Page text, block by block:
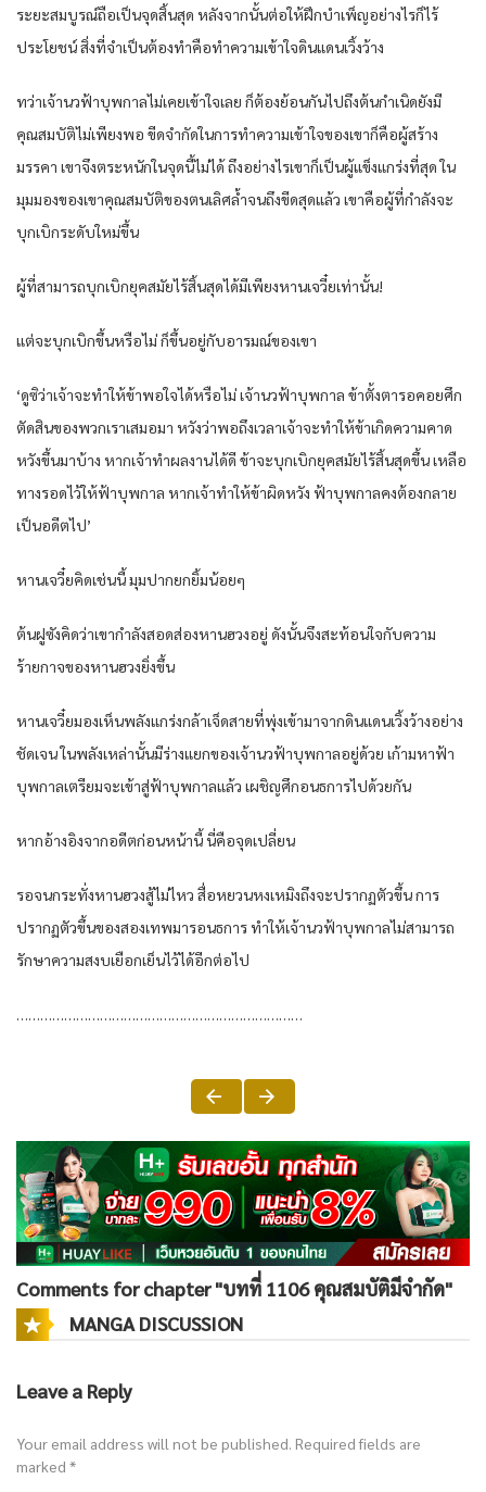
ระยะสมบูรณ์ถือเป็นจุดสิ้นสุด หลังจากนั้นต่อให้ฝึกบำเพ็ญอย่างไรก็ไร้
ประโยชน์ สิ่งที่จำเป็นต้องทำคือทำความเข้าใจดินแดนเวิ้งว้าง
ทว่าเจ้านวฟ้าบุพกาลไม่เคยเข้าใจเลย ก็ต้องย้อนกันไปถึงต้นกำเนิดยังมี
คุณสมบัติไม่เพียงพอ ขีดจำกัดในการทำความเข้าใจของเขาก็คือผู้สร้าง
มรรคา เขาจึงตระหนักในจุดนี้ไม่ได้ ถึงอย่างไรเขาก็เป็นผู้แข็งแกร่งที่สุด ใน
มุมมองของเขาคุณสมบัติของตนเลิศล้ำจนถึงขีดสุดแล้ว เขาคือผู้ที่กำลังจะ
บุกเบิกระดับใหม่ขึ้น
ผู้ที่สามารถบุกเบิกยุคสมัยไร้สิ้นสุดได้มีเพียงหานเจวี๋ยเท่านั้น!
แต่จะบุกเบิกขึ้นหรือไม่ ก็ขึ้นอยู่กับอารมณ์ของเขา
‘ดูซิว่าเจ้าจะทำให้ข้าพอใจได้หรือไม่ เจ้านวฟ้าบุพกาล ข้าตั้งตารอคอยศึก
ตัดสินของพวกเราเสมอมา หวังว่าพอถึงเวลาเจ้าจะทำให้ข้าเกิดความคาด
หวังขึ้นมาบ้าง หากเจ้าทำผลงานได้ดี ข้าจะบุกเบิกยุคสมัยไร้สิ้นสุดขึ้น เหลือ
ทางรอดไว้ให้ฟ้าบุพกาล หากเจ้าทำให้ข้าผิดหวัง ฟ้าบุพกาลคงต้องกลาย
เป็นอดีตไป’
หานเจวี๋ยคิดเช่นนี้ มุมปากยกยิ้มน้อยๆ
ต้นฝูซังคิดว่าเขากำลังสอดส่องหานฮวงอยู่ ดังนั้นจึงสะท้อนใจกับความ
ร้ายกาจของหานฮวงยิ่งขึ้น
หานเจวี๋ยมองเห็นพลังแกร่งกล้าเจ็ดสายที่พุ่งเข้ามาจากดินแดนเวิ้งว้างอย่าง
ชัดเจน ในพลังเหล่านั้นมีร่างแยกของเจ้านวฟ้าบุพกาลอยู่ด้วย เก้ามหาฟ้า
บุพกาลเตรียมจะเข้าสู่ฟ้าบุพกาลแล้ว เผชิญศึกอนธการไปด้วยกัน
หากอ้างอิงจากอดีตก่อนหน้านี้ นี่คือจุดเปลี่ยน
รอจนกระทั่งหานฮวงสู้ไม่ไหว สื่อหยวนหงเหมิงถึงจะปรากฏตัวขึ้น การ
ปรากฏตัวขึ้นของสองเทพมารอนธการ ทำให้เจ้านวฟ้าบุพกาลไม่สามารถ
รักษาความสงบเยือกเย็นไว้ได้อีกต่อไป
………………………………………………………………
Comments for chapter "บทที่ 1106 คุณสมบัติมีจำกัด"
MANGA DISCUSSION
Leave a Reply
Your email address will not be published. Required fields are
marked *